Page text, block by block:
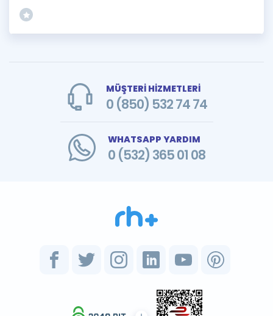
MÜŞTERİ HİZMETLERİ
0 (850) 532 74 74
WHATSAPP YARDIM
0 (532) 365 01 08